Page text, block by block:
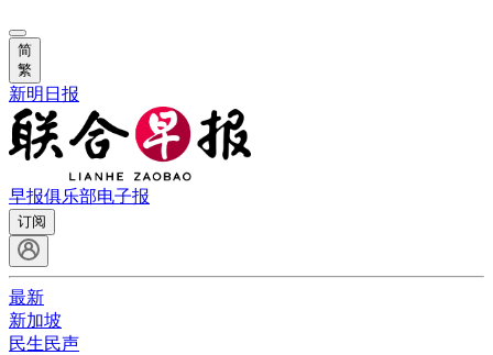
简
繁
新明日报
早报俱乐部电子报
订阅
最新
新加坡
民生民声